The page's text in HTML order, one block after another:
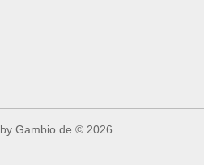
by Gambio.de © 2026